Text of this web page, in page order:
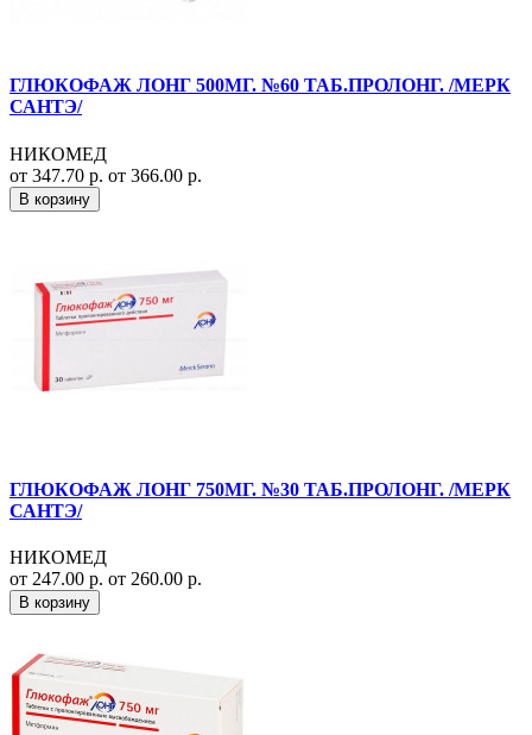
ГЛЮКОФАЖ ЛОНГ 500МГ. №60 ТАБ.ПРОЛОНГ. /МЕРК
САНТЭ/
НИКОМЕД
от 347.70 р. от 366.00 р.
В корзину
ГЛЮКОФАЖ ЛОНГ 750МГ. №30 ТАБ.ПРОЛОНГ. /МЕРК
САНТЭ/
НИКОМЕД
от 247.00 р. от 260.00 р.
В корзину